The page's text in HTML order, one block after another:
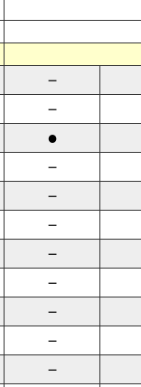
－
－
●
－
－
－
－
－
－
－
－